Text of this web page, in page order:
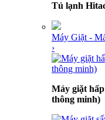
Tủ lạnh
Máy Giặt -
›
Máy giặt
thông minh)